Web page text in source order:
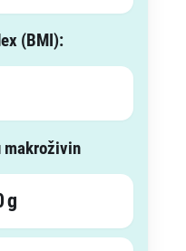
(BMI):
makroživin
g